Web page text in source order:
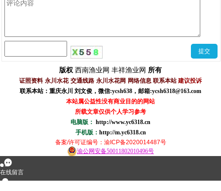
版权 西南渔业网 丰祥渔业网 所有
证照资料 永川水花 交通线路 永川水花网 网络信息 联系本站 建议投诉
联系本站：重庆永川 刘文俊， 微信:ycsh638 ， 邮箱:ycsh6318@163.com
本站属公益性没有商业目的的网站
所载文章仅供个人学习参考
电脑版： http://www.yc6318.cn
手机版： http://m.yc6318.cn
备案/许可证编号：渝ICP备2020014487号
渝公网安备50011802010496号
󰂮
在线留言
󰇇